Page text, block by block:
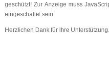
geschützt! Zur Anzeige muss
eingeschaltet sein.
Herzlichen Dank für Ihre Unterstützung.